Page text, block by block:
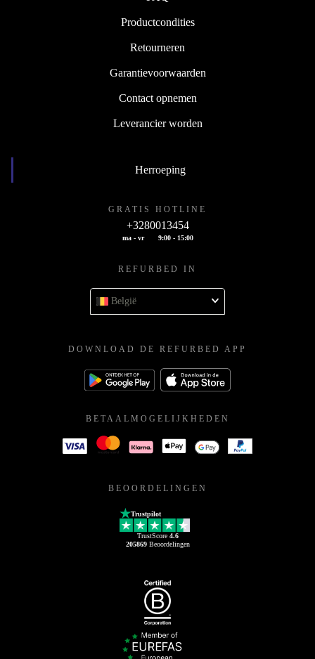
Productcondities
Retourneren
Garantievoorwaarden
Contact opnemen
Leverancier worden
Herroeping
GRATIS HOTLINE
+3280013454
ma - vr 9:00 - 15:00
REFURBED IN
België
DOWNLOAD DE REFURBED APP
BETAALMOGELIJKHEDEN
BEOORDELINGEN
Trustpilot
TrustScore 4.6
205869Beoordelingen